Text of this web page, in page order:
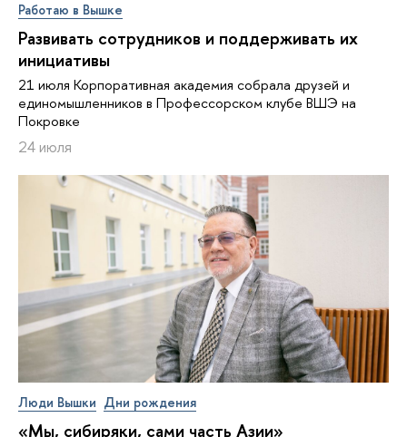
Работаю в Вышке
Развивать сотрудников и поддерживать их
инициативы
21 июля Корпоративная академия собрала друзей и
единомышленников в Профессорском клубе ВШЭ на
Покровке
24 июля
Люди Вышки Дни рождения
«Мы, сибиряки, сами часть Азии»